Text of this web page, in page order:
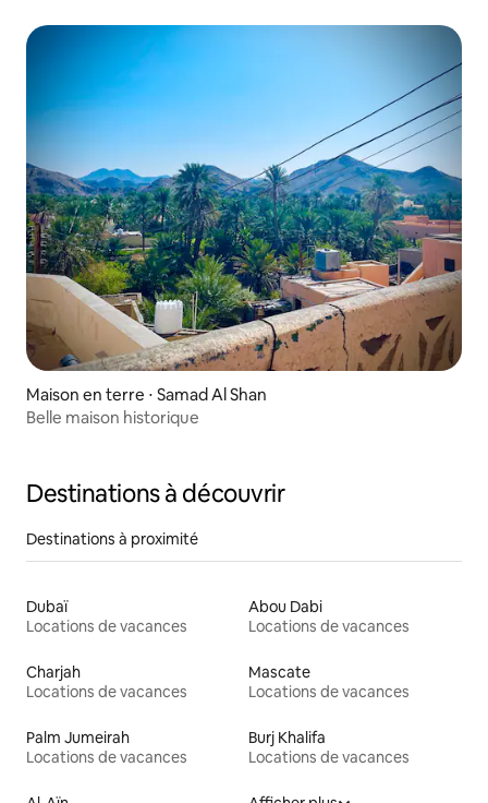
Maison en terre ⋅ Samad Al Shan
Belle maison historique
Destinations à découvrir
Destinations à proximité
Dubaï
Locations de vacances
Abou Dabi
Locations de vacances
Charjah
Locations de vacances
Mascate
Locations de vacances
Palm Jumeirah
Locations de vacances
Burj Khalifa
Locations de vacances